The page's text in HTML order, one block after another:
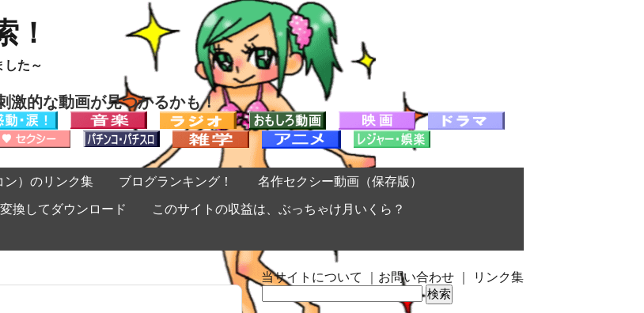
！
した～
激的な動画が見つかるかも！
ン）のリンク集 ブログランキング！ 名作セクシー動画（保存版）
換してダウンロード このサイトの収益は、ぶっちゃけ月いくら？
当サイトについて お問い合わせ リンク集
検
索: